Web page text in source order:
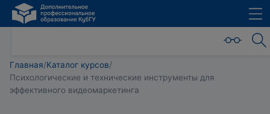
Главная/Каталог курсов/
Психологические и технические инструменты для
эффективного видеомаркетинга